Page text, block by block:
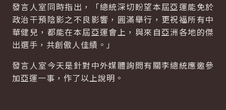
發言人室同時指出，「總統深切盼望本屆亞運能免於
政治干預陰影之不良影響，圓滿舉行，更祝福所有中
華健兒，都能在本屆亞運會上，與來自亞洲各地的傑
出選手，共創傲人佳績。」
發言人室今天是針對中外媒體詢問有關李總統應邀參
加亞運一事，作了以上說明。